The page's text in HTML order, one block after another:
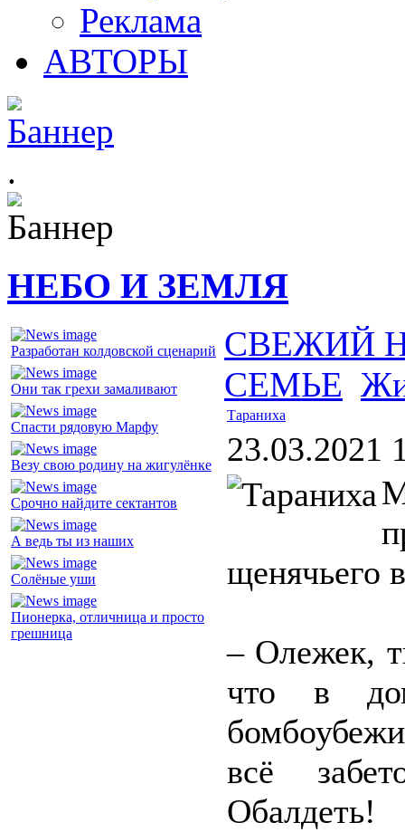
Реклама
АВТОРЫ
.
НЕБО И ЗЕМЛЯ
Разработан колдовской сценарий
Они так грехи замаливают
Спасти рядовую Марфу
Везу свою родину на жигулёнке
Срочно найдите сектантов
А ведь ты из наших
Солёные уши
Пионерка, отличница и просто
грешница
СВЕЖИЙ
СЕМЬЕ
Тараниха
23.03.2021
щенячьего
– Олежек,
что в
всё
Обалдеть!